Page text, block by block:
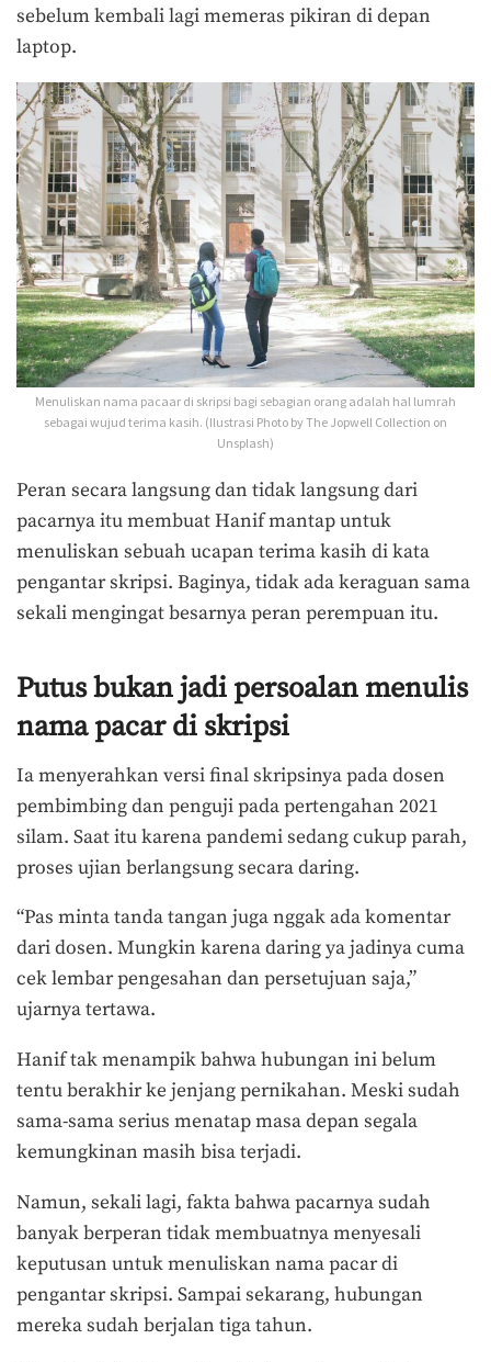
sebelum kembali lagi memeras pikiran di depan
laptop.
Menuliskan nama pacaar di skripsi bagi sebagian orang adalah hal lumrah
sebagai wujud terima kasih. (Ilustrasi Photo by The Jopwell Collection on
Unsplash)
Peran secara langsung dan tidak langsung dari
pacarnya itu membuat Hanif mantap untuk
menuliskan sebuah ucapan terima kasih di kata
pengantar skripsi. Baginya, tidak ada keraguan sama
sekali mengingat besarnya peran perempuan itu.
Putus bukan jadi persoalan menulis
nama pacar di skripsi
Ia menyerahkan versi final skripsinya pada dosen
pembimbing dan penguji pada pertengahan 2021
silam. Saat itu karena pandemi sedang cukup parah,
proses ujian berlangsung secara daring.
“Pas minta tanda tangan juga nggak ada komentar
dari dosen. Mungkin karena daring ya jadinya cuma
cek lembar pengesahan dan persetujuan saja,”
ujarnya tertawa.
Hanif tak menampik bahwa hubungan ini belum
tentu berakhir ke jenjang pernikahan. Meski sudah
sama-sama serius menatap masa depan segala
kemungkinan masih bisa terjadi.
Namun, sekali lagi, fakta bahwa pacarnya sudah
banyak berperan tidak membuatnya menyesali
keputusan untuk menuliskan nama pacar di
pengantar skripsi. Sampai sekarang, hubungan
mereka sudah berjalan tiga tahun.